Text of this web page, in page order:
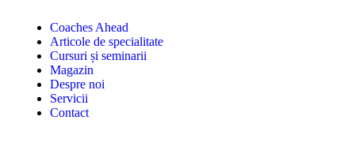
Coaches Ahead
Articole de specialitate
Cursuri și seminarii
Magazin
Despre noi
Servicii
Contact